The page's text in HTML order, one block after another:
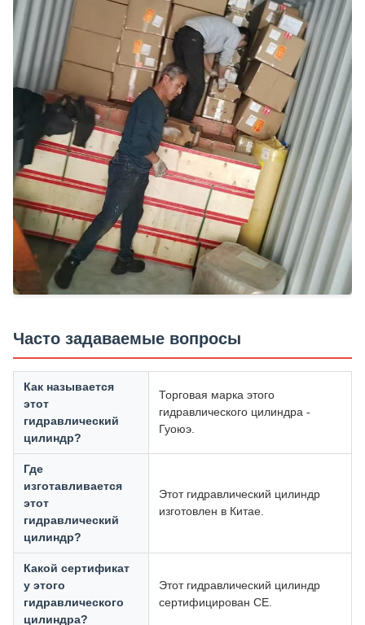
Часто задаваемые вопросы
Как называется
этот
гидравлический
цилиндр?
Торговая марка этого
гидравлического цилиндра -
Гуоюэ.
Где
изготавливается
этот
гидравлический
цилиндр?
Этот гидравлический цилиндр
изготовлен в Китае.
Какой сертификат
у этого
гидравлического
цилиндра?
Этот гидравлический цилиндр
сертифицирован CE.